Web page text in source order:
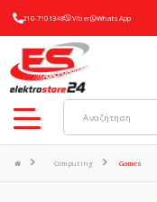
210-7101348 Viber WhatsApp
Computing Games